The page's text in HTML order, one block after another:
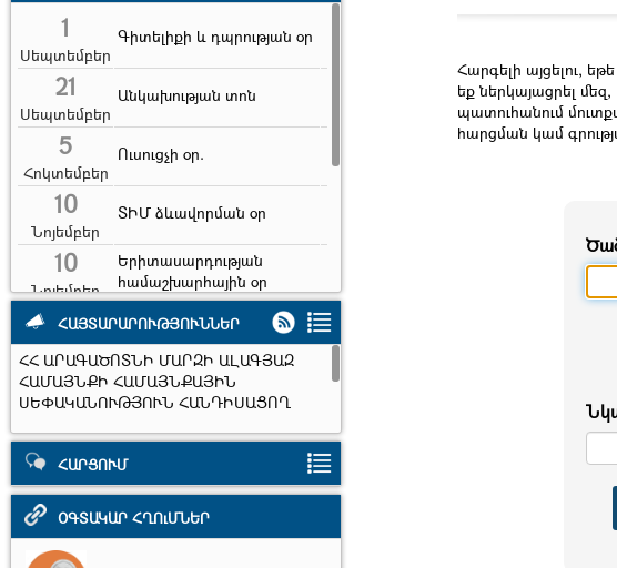
1
Սեպտեմբեր
Գիտելիքի և դպրության օր
21
Սեպտեմբեր
Անկախության տոն
5
Հոկտեմբեր
Ուսուցչի օր.
10
Նոյեմբեր
ՏԻՄ ձևավորման օր
10
Նոյեմբեր
Երիտասարդության
համաշխարհային օր
7
Դեկտեմբեր
Երկրաշարժի զոհերի
հիշատակի օր
31
Դեկտեմբեր
Ամանոր
31
Դեկտեմբեր
Նոր տարի
6
Հունվար
Սուրբ ծնունդ և
հայտնություն
13
ՀԱՅՏԱՐԱՐՈՒԹՅՈՒՆՆԵՐ
ՀՀ ԱՐԱԳԱԾՈՏՆԻ ՄԱՐԶԻ ԱԼԱԳՅԱԶ
ՀԱՄԱՅՆՔԻ ՀԱՄԱՅՆՔԱՅԻՆ
ՍԵՓԱԿԱՆՈՒԹՅՈՒՆ ՀԱՆԴԻՍԱՑՈՂ
ՎԱՃԱՌՔ
2026,Հուլիս 24 - Սեպտեմբեր 24
ՀԱՐՑՈՒՄ
ՕԳՏԱԿԱՐ ՀՂՈւՄՆԵՐ
Հարգելի այցելու,
եք ներկայացրել
պատուհանում
հարցման կամ